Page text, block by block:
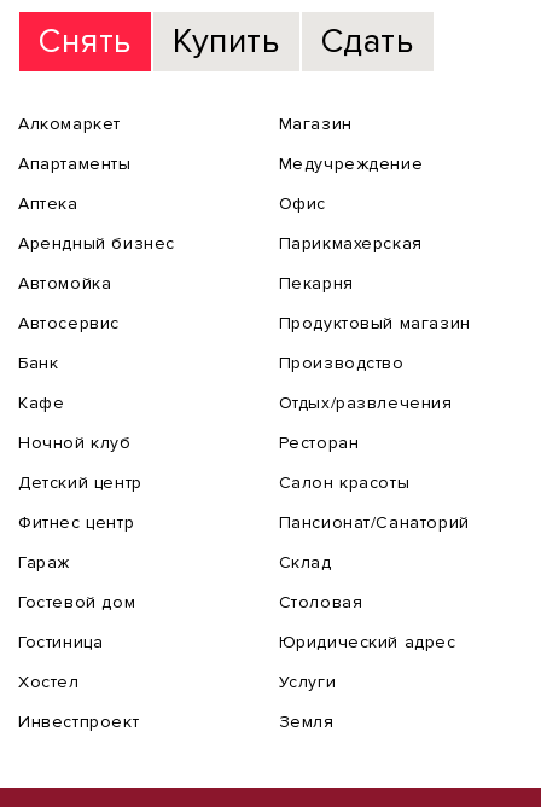
Снять
Купить Сдать
Алкомаркет
Апартаменты
Аптека
Арендный бизнес
Автомойка
Автосервис
Банк
Кафе
Ночной клуб
Детский центр
Фитнес центр
Гараж
Гостевой дом
Гостиница
Хостел
Инвестпроект
Магазин
Медучреждение
Офис
Парикмахерская
Пекарня
Продуктовый магазин
Производство
Отдых/развлечения
Ресторан
Салон красоты
Пансионат/Санаторий
Склад
Столовая
Юридический адрес
Услуги
Земля